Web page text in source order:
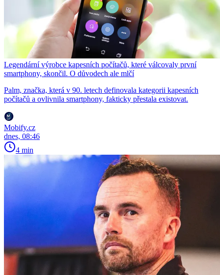
Legendární výrobce kapesních počítačů, které válcovaly první
smartphony, skončil. O důvodech ale mlčí
Palm, značka, která v 90. letech definovala kategorii kapesních
počítačů a ovlivnila smartphony, fakticky přestala existovat.
Mobify.cz
dnes, 08:46
4 min